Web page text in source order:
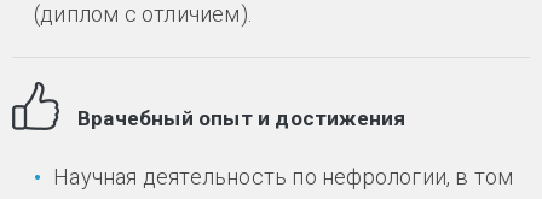
(диплом с отличием).
Врачебный опыт и достижения
Научная деятельность по нефрологии, в том